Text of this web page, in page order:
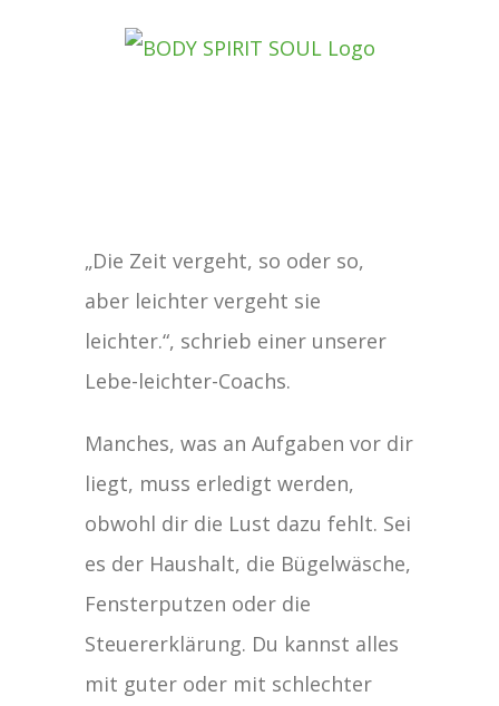
grösseres
Bild
„Die Zeit vergeht, so oder so,
aber leichter vergeht sie
leichter.“, schrieb einer unserer
Lebe-leichter-Coachs.
Manches, was an Aufgaben vor dir
liegt, muss erledigt werden,
obwohl dir die Lust dazu fehlt. Sei
es der Haushalt, die Bügelwäsche,
Fensterputzen oder die
Steuererklärung. Du kannst alles
mit guter oder mit schlechter